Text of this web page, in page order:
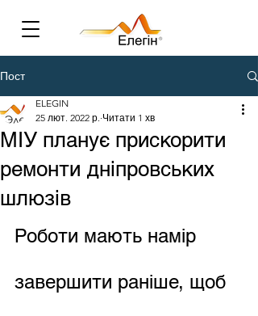
Пост
МІУ планує прискорити
ремонти дніпровських
шлюзів
ELEGIN
25 лют. 2022 р. Читати 1 хв
Роботи мають намір
завершити раніше, щоб